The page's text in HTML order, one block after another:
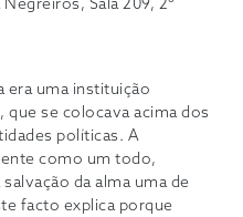
Sala 209, 2º
era uma instituição
que se colocava acima dos
políticas. A
como um todo,
da alma uma de
facto explica porque